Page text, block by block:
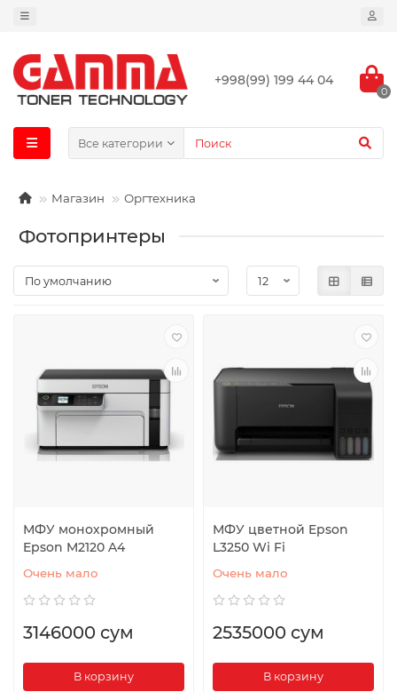
+998(99) 199 44 04
0
Все категории
Магазин Оргтехника
Фотопринтеры
МФУ монохромный
Epson M2120 A4
Очень мало
3146000 сум
В корзину
МФУ цветной Epson
L3250 Wi Fi
Очень мало
2535000 сум
В корзину